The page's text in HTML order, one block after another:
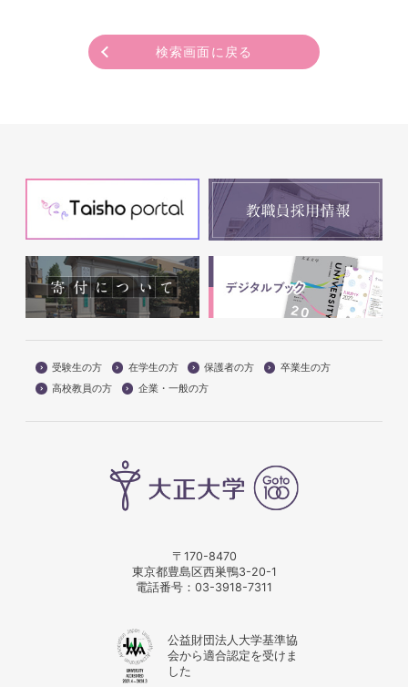
検索画面に戻る
受験生の方 在学生の方 保護者の方
卒業生の方
高校教員の方
企業・一般の方
〒170-8470
東京都豊島区西巣鴨3-20-1
電話番号： 03-3918-7311
公益財団法人大学基準協
会から適合認定を受けま
した